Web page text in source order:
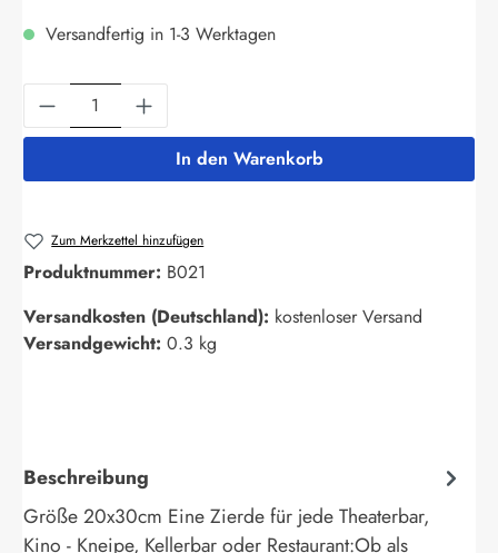
Versandfertig in 1-3 Werktagen
Produkt Anzahl: Gib den gewünschten
In den Warenkorb
Zum Merkzettel hinzufügen
Produktnummer: B021
Versandkosten (Deutschland): kostenloser Versand
Versandgewicht: 0.3 kg
Beschreibung
Größe 20x30cm Eine Zierde für jede Theaterbar,
Kino - Kneipe, Kellerbar oder Restaurant:Ob als